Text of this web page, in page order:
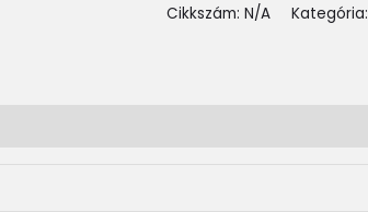
Cikkszám: N/A Kategória: